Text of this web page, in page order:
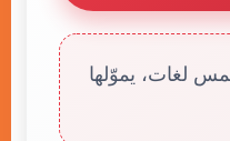
لغات، يموّلها